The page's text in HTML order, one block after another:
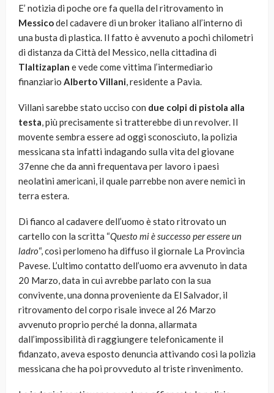
E’ notizia di poche ore fa quella del ritrovamento in
Messicodel cadavere di un broker italiano all’interno di
una busta di plastica. Il fatto è avvenuto a pochi chilometri
di distanza da Città del Messico, nella cittadina di
Tlaltizaplan e vede come vittima l’intermediario
finanziario Alberto Villani, residente a Pavia.
Villani sarebbe stato ucciso con due colpi di pistola alla
testa, più precisamente si tratterebbe di un revolver. Il
movente sembra essere ad oggi sconosciuto, la polizia
messicana sta infatti indagando sulla vita del giovane
37enne che da anni frequentava per lavoro i paesi
neolatini americani, il quale parrebbe non avere nemici in
terra estera.
Di fianco al cadavere dell’uomo è stato ritrovato un
cartello con la scritta “Questo mi è successo per essere un
ladro“, così perlomeno ha diffuso il giornale La Provincia
Pavese. L’ultimo contatto dell’uomo era avvenuto in data
20 Marzo, data in cui avrebbe parlato con la sua
convivente, una donna proveniente da El Salvador, il
ritrovamento del corpo risale invece al 26 Marzo
avvenuto proprio perché la donna, allarmata
dall’impossibilità di raggiungere telefonicamente il
fidanzato, aveva esposto denuncia attivando cosi la polizia
messicana che ha poi provveduto al triste rinvenimento.